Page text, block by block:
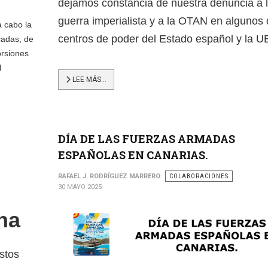
cabo la
de
dejamos constancia de nuestra denuncia a
guerra imperialista y a la OTAN en algunos
centros de poder del Estado español y la
LEE MÁS…
DÍA DE LAS FUERZAS ARMADAS
ESPAÑOLAS EN CANARIAS.
RAFAEL J. RODRÍGUEZ MARRERO
COLABORACIONES
30 MAYO 2025